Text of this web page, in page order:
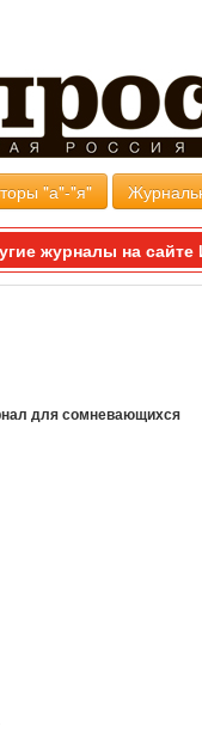
"а"-"я"
журналы на
для сомневающихся